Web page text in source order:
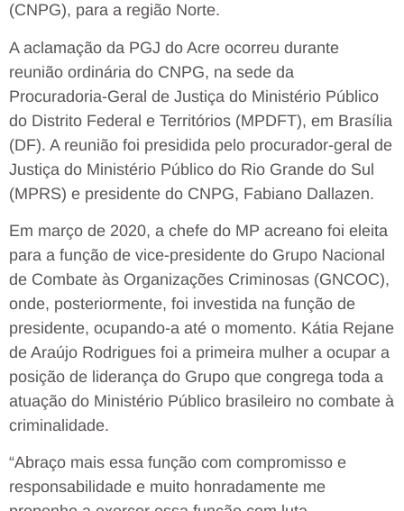
(CNPG), para a região Norte.
A aclamação da PGJ do Acre ocorreu durante
reunião ordinária do CNPG, na sede da
Procuradoria-Geral de Justiça do Ministério Público
do Distrito Federal e Territórios (MPDFT), em Brasília
(DF). A reunião foi presidida pelo procurador-geral de
Justiça do Ministério Público do Rio Grande do Sul
(MPRS) e presidente do CNPG, Fabiano Dallazen.
Em março de 2020, a chefe do MP acreano foi eleita
para a função de vice-presidente do Grupo Nacional
de Combate às Organizações Criminosas (GNCOC),
onde, posteriormente, foi investida na função de
presidente, ocupando-a até o momento. Kátia Rejane
de Araújo Rodrigues foi a primeira mulher a ocupar a
posição de liderança do Grupo que congrega toda a
atuação do Ministério Público brasileiro no combate à
criminalidade.
“Abraço mais essa função com compromisso e
responsabilidade e muito honradamente me